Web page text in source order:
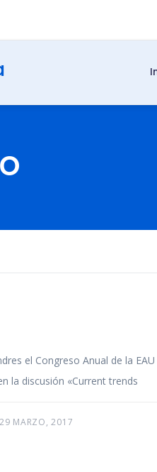
el Congreso Anual de la
la discusión «Current trends
29 MARZO, 2017